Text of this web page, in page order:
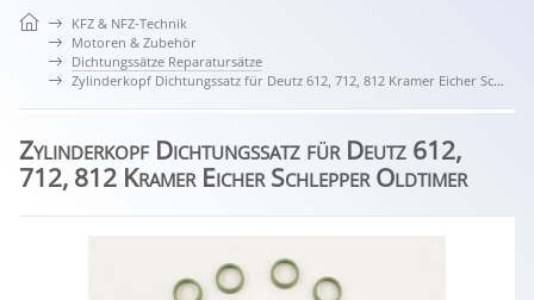
KFZ & NFZ-Technik
Motoren & Zubehör
Dichtungssätze Reparatursätze
Zylinderkopf Dichtungssatz für Deutz 612, 712, 812 Kramer Eicher Schlepper Oldtimer
Zylinderkopf Dichtungssatz für Deutz 612,
712, 812 Kramer Eicher Schlepper Oldtimer